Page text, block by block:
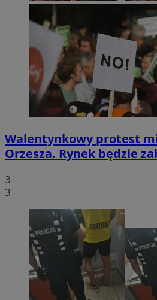
Walentynkowy protest
Orzesza. Rynek będzie
3
3